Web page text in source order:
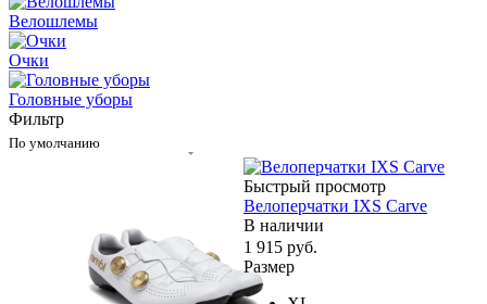
Велошлемы
Очки
Головные уборы
Фильтр
По умолчанию
Быстрый просмотр
Велоперчатки IXS Carve
В наличии
1 915 руб.
Размер